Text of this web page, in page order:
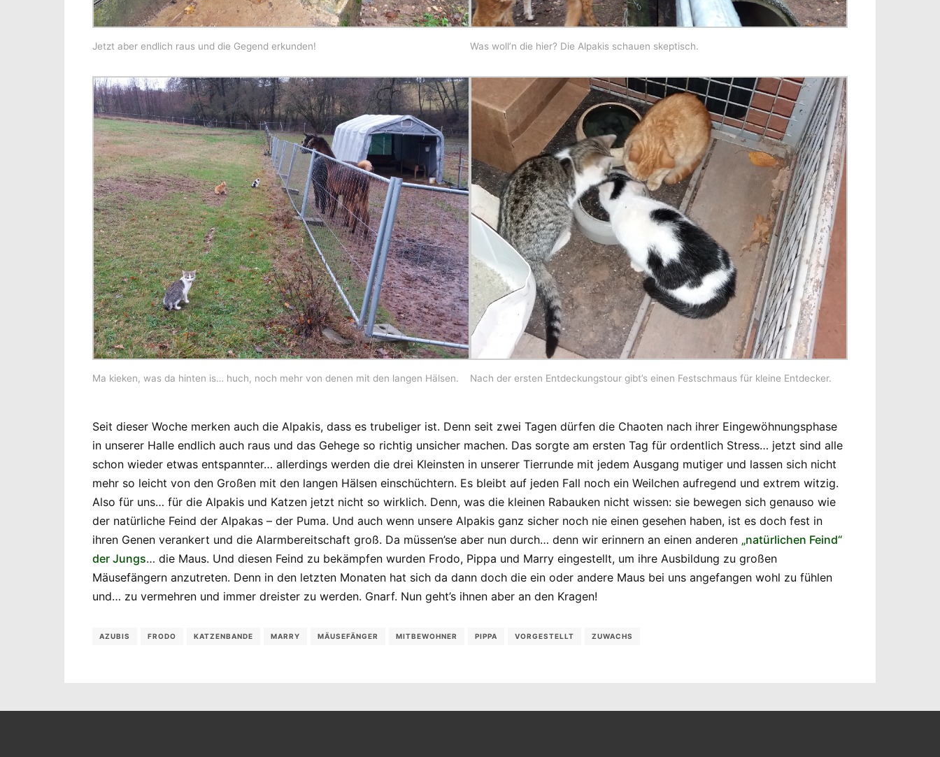
Jetzt aber endlich raus und die Gegend erkunden! Was woll’n die hier? Die Alpakis schauen skeptisch.
Ma kieken, was da hinten is… huch, noch mehr von denen mit den langen Hälsen. Nach der ersten Entdeckungstour gibt’s einen Festschmaus für kleine Entdecker.
Seit dieser Woche merken auch die Alpakis, dass es trubeliger ist. Denn seit zwei Tagen dürfen die Chaoten nach ihrer Eingewöhnungsphase
in unserer Halle endlich auch raus und das Gehege so richtig unsicher machen. Das sorgte am ersten Tag für ordentlich Stress… jetzt sind alle
schon wieder etwas entspannter… allerdings werden die drei Kleinsten in unserer Tierrunde mit jedem Ausgang mutiger und lassen sich nicht
mehr so leicht von den Großen mit den langen Hälsen einschüchtern. Es bleibt auf jeden Fall noch ein Weilchen aufregend und extrem witzig.
Also für uns… für die Alpakis und Katzen jetzt nicht so wirklich. Denn, was die kleinen Rabauken nicht wissen: sie bewegen sich genauso wie
der natürliche Feind der Alpakas – der Puma. Und auch wenn unsere Alpakis ganz sicher noch nie einen gesehen haben, ist es doch fest in
ihren Genen verankert und die Alarmbereitschaft groß. Da müssen’se aber nun durch… denn wir erinnern an einen anderen „natürlichen Feind“
der Jungs… die Maus. Und diesen Feind zu bekämpfen wurden Frodo, Pippa und Marry eingestellt, um ihre Ausbildung zu großen
Mäusefängern anzutreten. Denn in den letzten Monaten hat sich da dann doch die ein oder andere Maus bei uns angefangen wohl zu fühlen
und… zu vermehren und immer dreister zu werden. Gnarf. Nun geht’s ihnen aber an den Kragen!
AZUBIS FRODO KATZENBANDE MARRY MÄUSEFÄNGER MITBEWOHNER PIPPA VORGESTELLT ZUWACHS